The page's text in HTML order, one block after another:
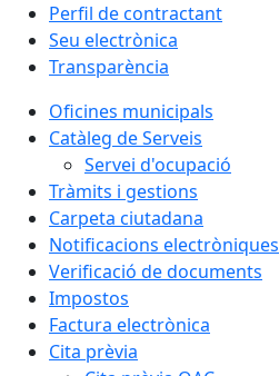
Perfil de contractant
Seu electrònica
Transparència
Oficines municipals
Catàleg de Serveis
Servei d'ocupació
Tràmits i gestions
Carpeta ciutadana
Notificacions electròniques
Verificació de documents
Impostos
Factura electrònica
Cita prèvia